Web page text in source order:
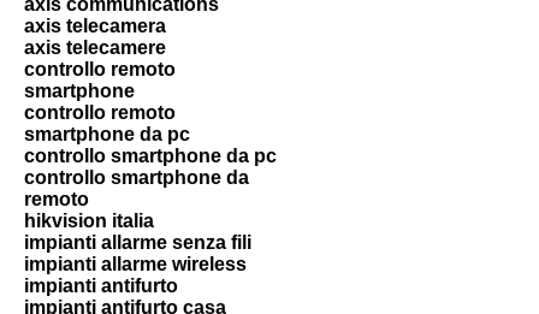
axis communications
axis telecamera
axis telecamere
controllo remoto
smartphone
controllo remoto
smartphone da pc
controllo smartphone da pc
controllo smartphone da
remoto
hikvision italia
impianti allarme senza fili
impianti allarme wireless
impianti antifurto
impianti antifurto casa